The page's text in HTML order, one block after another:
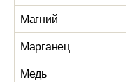
Магний
Марганец
Медь